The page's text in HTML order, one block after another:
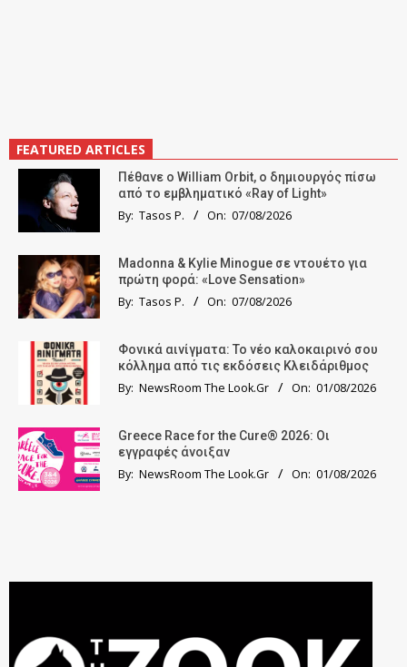
FEATURED ARTICLES
Πέθανε ο William Orbit, ο δημιουργός πίσω
από το εμβληματικό «Ray of Light»
By: Tasos P. On: 07/08/2026
Madonna & Kylie Minogue σε ντουέτο για
πρώτη φορά: «Love Sensation»
By: Tasos P. On: 07/08/2026
Φονικά αινίγματα: Το νέο καλοκαιρινό σου
κόλλημα από τις εκδόσεις Κλειδάριθμος
By: NewsRoom The Look.Gr On: 01/08/2026
Greece Race for the Cure® 2026: Οι
εγγραφές άνοιξαν
By: NewsRoom The Look.Gr On: 01/08/2026